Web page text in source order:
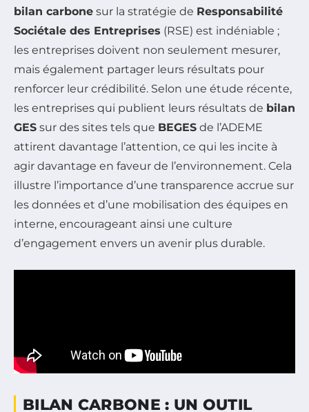
bilan carbone sur la stratégie de Responsabilité
Sociétale des Entreprises (RSE) est indéniable ;
les entreprises doivent non seulement mesurer,
mais également partager leurs résultats pour
renforcer leur crédibilité. Selon une étude récente,
les entreprises qui publient leurs résultats de bilan
GES sur des sites tels que BEGES de l’ADEME
attirent davantage l’attention, ce qui les incite à
agir davantage en faveur de l’environnement. Cela
illustre l’importance d’une transparence accrue sur
les données et d’une mobilisation des équipes en
interne, encourageant ainsi une culture
d’engagement envers un avenir plus durable.
BILAN CARBONE : UN OUTIL